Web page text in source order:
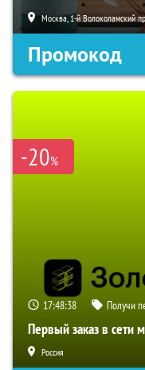
Москва, 1-й Волоколамский
Промокод
-20%
17:48:37 Получи
Первый заказ в сети
Россия